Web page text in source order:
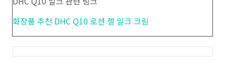
화장품 추천 DHC Q10 로션 젤 밀크 크림